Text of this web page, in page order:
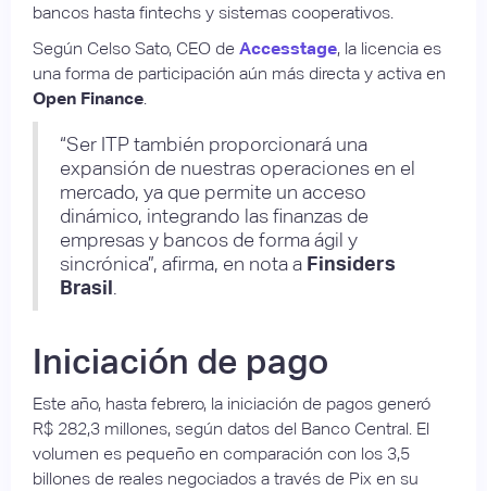
bancos hasta fintechs y sistemas cooperativos.
Según Celso Sato, CEO de Accesstage, la licencia es
una forma de participación aún más directa y activa en
Open Finance
“Ser ITP también proporcionará una
expansión de nuestras operaciones en el
mercado, ya que permite un acceso
dinámico, integrando las finanzas de
empresas y bancos de forma ágil y
sincrónica”, afirma, en nota a Finsiders
Brasil
Iniciación de pago
Este año, hasta febrero, la iniciación de pagos generó
R$ 282,3 millones, según datos del Banco Central. El
volumen es pequeño en comparación con los 3,5
billones de reales negociados a través de Pix en su